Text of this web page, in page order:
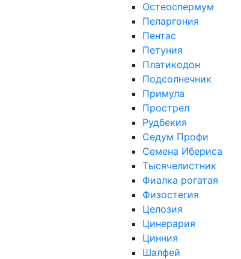
Остеоспермум
Пеларгония
Пентас
Петуния
Платикодон
Подсолнечник
Примула
Прострел
Рудбекия
Седум Профи
Семена Ибериса
Тысячелистник
Фиалка рогатая
Физостегия
Целозия
Цинерария
Цинния
Шалфей